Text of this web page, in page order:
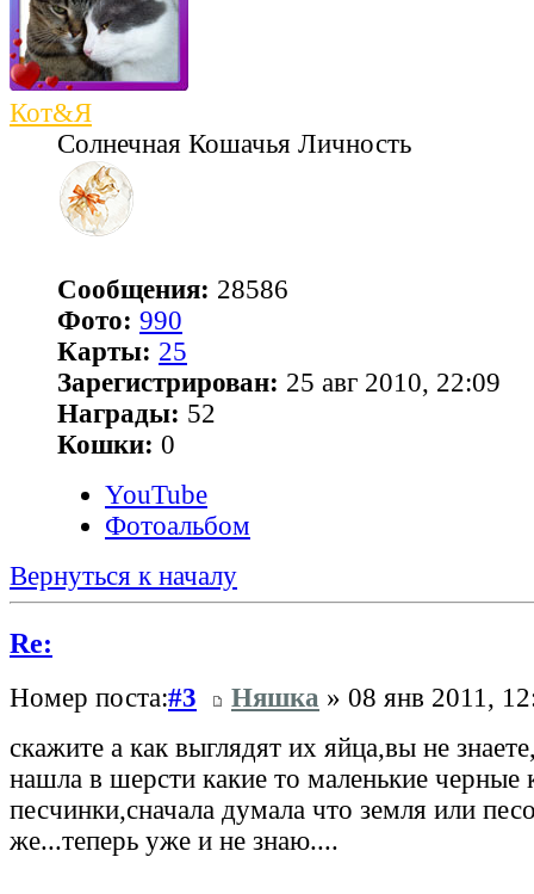
Кот&Я
Солнечная Кошачья Личность
Сообщения: 28586
Фото: 990
Карты: 25
Зарегистрирован: 25 авг 2010, 22:09
Награды: 52
Кошки: 0
YouTube
Фотоальбом
Вернуться к началу
Re:
Номер поста:#3 Няшка » 08 янв 2011,
скажите а как выглядят их яйца,вы не
нашла в шерсти какие то маленькие черные
песчинки,сначала думала что земля или
же...теперь уже и не знаю....